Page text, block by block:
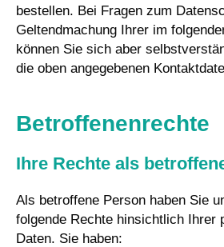
bestellen. Bei Fragen zum
Geltendmachung Ihrer im
können Sie sich aber
die oben angegebenen
Betroffenenrechte
Ihre Rechte als
Als betroffene Person haben Sie
folgende Rechte hinsichtlich Ihrer
Daten. Sie haben: